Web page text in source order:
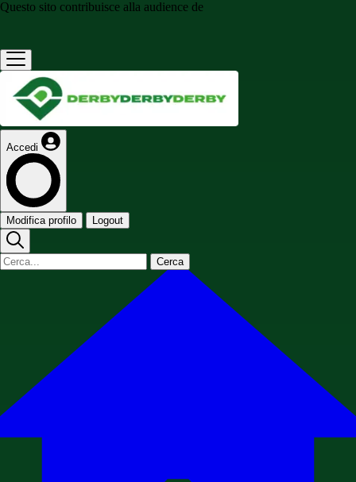
Questo sito contribuisce alla audience de
Accedi
Modifica profilo Logout
Cerca